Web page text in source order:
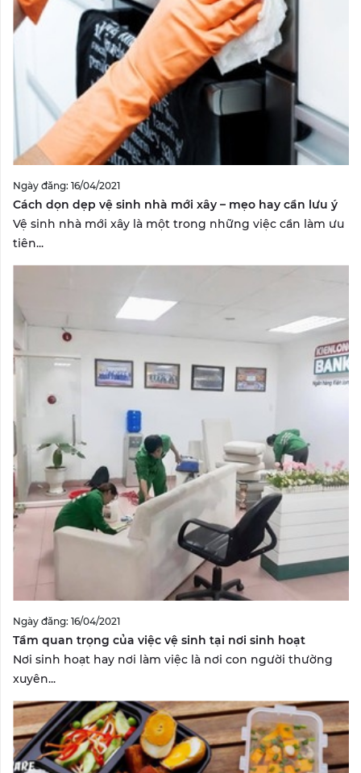
Ngày đăng: 16/04/2021
Cách dọn dẹp vệ sinh nhà mới xây – mẹo hay cần lưu ý
Vệ sinh nhà mới xây là một trong những việc cần làm ưu
tiên...
Ngày đăng: 16/04/2021
Tầm quan trọng của việc vệ sinh tại nơi sinh hoạt
Nơi sinh hoạt hay nơi làm việc là nơi con người thường
xuyên...